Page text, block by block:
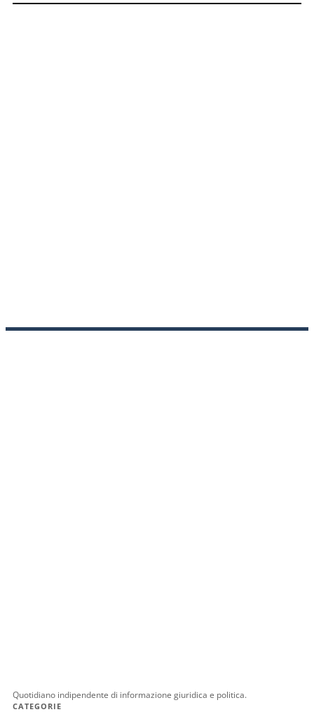
Quotidiano indipendente di informazione giuridica e politica.
CATEGORIE